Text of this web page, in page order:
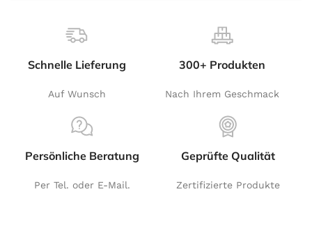
Schnelle Lieferung
Auf Wunsch
300+ Produkten
Nach Ihrem Geschmack
Persönliche Beratung
Per Tel. oder E-Mail.
Geprüfte Qualität
Zertifizierte Produkte